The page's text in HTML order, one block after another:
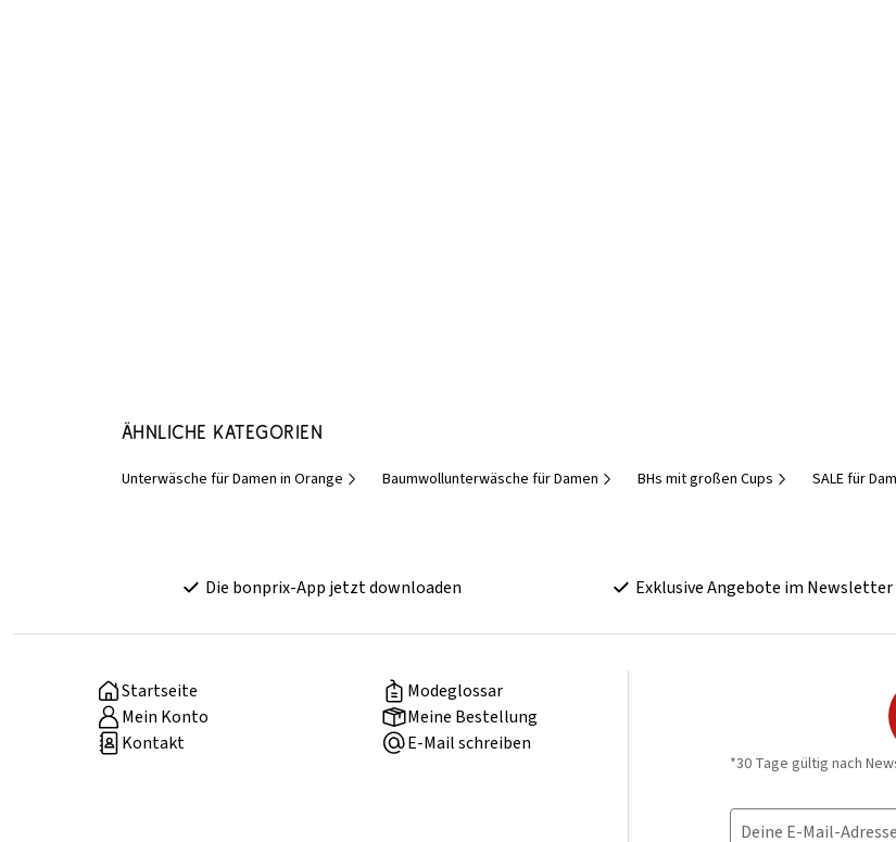
Ähnliche Kategorien
Unterwäsche für Damen in Orange Baumwollunterwäsche für Damen BHs mit großen Cups SALE für
Die bonprix-App jetzt downloaden Exklusive Angebote im Newsletter
Startseite
Modeglossar
Mein Konto
Meine Bestellung
Kontakt
E-Mail schreiben
*30 Tage gültig nach
Deine E-Mail-Adresse